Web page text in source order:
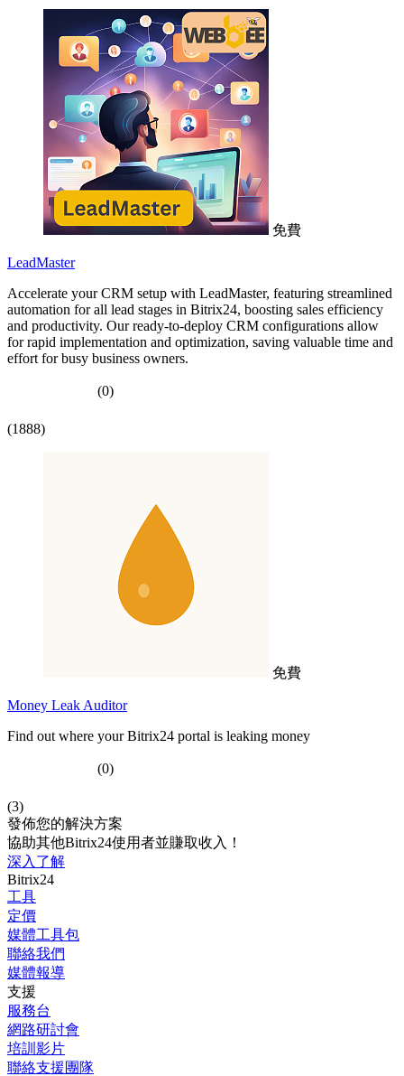
免費
LeadMaster
Accelerate your CRM setup with LeadMaster, featuring streamlined
automation for all lead stages in Bitrix24, boosting sales efficiency
and productivity. Our ready-to-deploy CRM configurations allow
for rapid implementation and optimization, saving valuable time and
effort for busy business owners.
(0)
(1888)
免費
Money Leak Auditor
Find out where your Bitrix24 portal is leaking money
(0)
(3)
發佈您的解決方案
協助其他Bitrix24使用者並賺取收入！
深入了解
Bitrix24
工具
定價
媒體工具包
聯絡我們
媒體報導
支援
服務台
網路研討會
培訓影片
聯絡支援團隊